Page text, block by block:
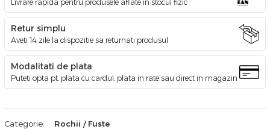
Livrare rapida pentru produsele aflate in stocul fizic
Retur simplu
Aveti 14 zile la dispozitie sa returnati produsul
Modalitati de plata
Puteti opta pt. plata cu cardul, plata in rate sau direct in magazin
Categorie:
Rochii / Fuste